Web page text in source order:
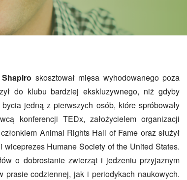
skosztował mięsa wyhodowanego poza
do klubu bardziej ekskluzywnego, niż gdyby
jedną z pierwszych osób, które spróbowały
konferencji TEDx, założycielem organizacji
Animal Rights Hall of Fame oraz służył
Humane Society of the United States.
o dobrostanie zwierząt i jedzeniu przyjaznym
prasie codziennej, jak i periodykach naukowych.
Mieszka w Kalifornii ze swoją wspaniałą partnerką Toni Okamoto. Więcej o
można znaleźć na jego stronie www.paul-